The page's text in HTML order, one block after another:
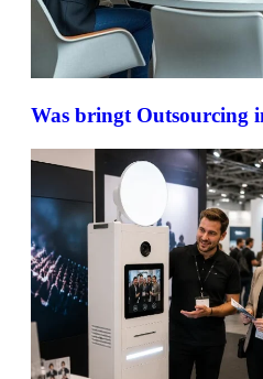
Was bringt Outsourcing